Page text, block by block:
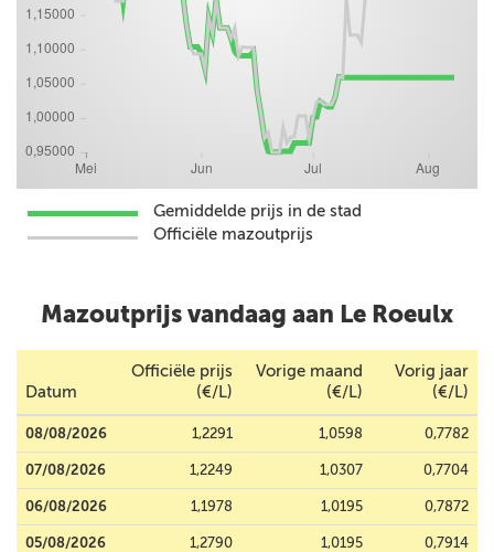
Gemiddelde prijs in de stad
Officiële mazoutprijs
Mazoutprijs vandaag aan Le Roeulx
Datum
Officiële prijs
(€/L)
Vorige maand
(€/L)
Vorig jaar
(€/L)
08/08/2026 1,2291 1,0598 0,7782
07/08/2026 1,2249 1,0307 0,7704
06/08/2026 1,1978 1,0195 0,7872
05/08/2026 1,2790 1,0195 0,7914